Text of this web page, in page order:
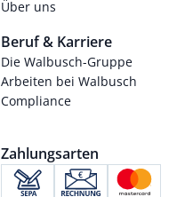
Über uns
Beruf & Karriere
Die Walbusch-Gruppe
Arbeiten bei Walbusch
Compliance
Zahlungsarten